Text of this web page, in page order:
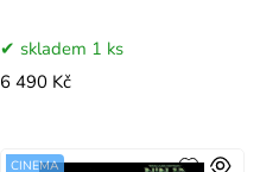
skladem 1 ks
6 490 Kč
CINEMA